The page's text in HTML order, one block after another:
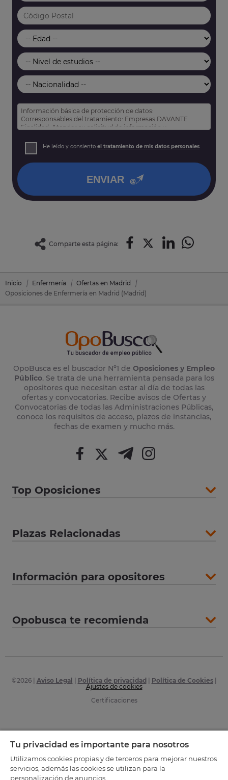
Información básica de protección de datos:
Corresponsables del tratamiento: Empresas DAVANTE
Finalidad: Atender su solicitud de información y
Derechos: Puede acceder, rectificar y suprimir sus datos,
así como otros derechos tal y como se explica en nuestra
He leído y consiento el tratamiento de mis datos personales
ENVIAR
Comparte esta página:
Inicio Enfermería
Ofertas en Madrid
Oposiciones de Enfermería en Madrid (Madrid)
OpoBusca es el buscador Nº1 de Oposiciones y Empleo
Público. Se trata de una herramienta pensada para los
opositores que necesitan estar al día de todas las
ofertas y convocatorias. Recibe avisos de Ofertas y
Convocatorias de todas las Administraciones Públicas,
conoce los requisitos de acceso, plazos de instancias,
fechas de examen y mucho más.
Top Oposiciones
Plazas Relacionadas
Información para opositores
Opobusca te recomienda
©2026| Aviso Legal Política de privacidad Política de Cookies|
Ajustes de cookies
Certificaciones
Tu privacidad es importante para nosotros
Utilizamos cookies propias y de terceros para mejorar nuestros
servicios, además las cookies se utilizan para la
personalización de anuncios.